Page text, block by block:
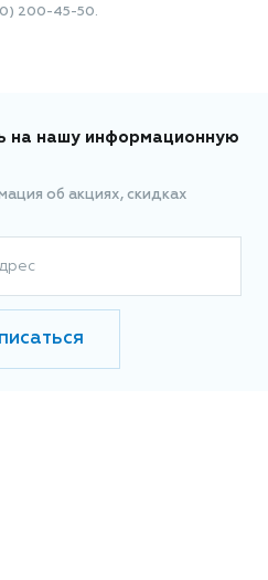
200-45-50.
на нашу информационную
об акциях, скидках